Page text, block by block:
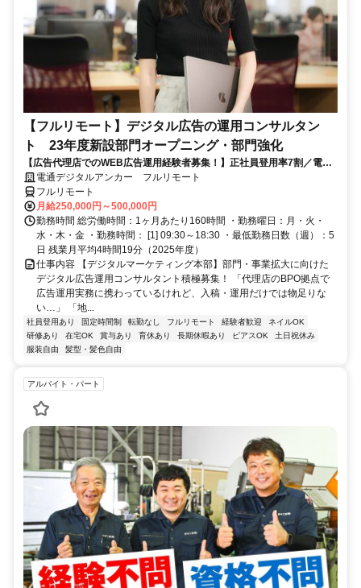
【フルリモート】デジタル広告の運用コンサルタン
ト 23年度新設部門オープニング・部門強化
【広告代理店でのWEB広告運用経験者募集！】正社員登用率7割／電通
G／全国×完全在宅／年休126日・土日祝休み／残業月平均4時間19分
電通デジタルアンカー フルリモート
フルリモート
月給250,000円～500,000円
勤務時間 総労働時間：1ヶ月あたり160時間 ・勤務曜日：月・火・
水・木・金 ・勤務時間： [1] 09:30～18:30 ・最低勤務日数（週）：5
日 残業月平均4時間19分（2025年度）
仕事内容 【デジタルマーケティング本部】部門・事業拡大に向けた
デジタル広告運用コンサルタント積極募集！ 「代理店のBPO拠点で
広告運用実務に携わっているけれど、入稿・運用だけでは物足りな
い…」 「地...
社員登用あり 固定時間制 転勤なし フルリモート 経験者歓迎
ネイルOK
研修あり
在宅OK 賞与あり 育休あり 長期休暇あり ピアスOK
土日祝休み
服装自由
髪型・髪色自由
アルバイト・パート